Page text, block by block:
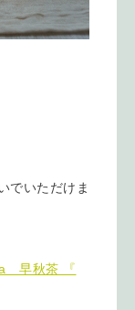
でいただけま
早秋茶 『